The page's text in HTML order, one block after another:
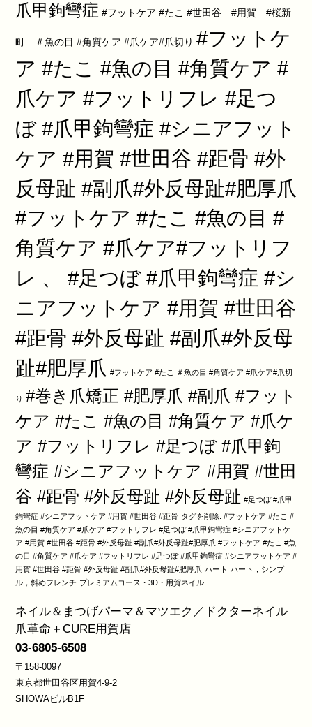
爪甲鉤彎症 #フットケア #たこ #世田谷 #用賀 #桜新
町 ＃魚の目 #角質ケア #爪ケア#爪切り #フットケ
ア #たこ #魚の目 #角質ケア #
爪ケア #フットリフレ #足つ
ぼ #爪甲鉤彎症 #シニアフット
ケア #用賀 #世田谷 #距骨 #外
反母趾 #副爪#外反母趾#肥厚爪
#フットケア #たこ #魚の目 #
角質ケア #爪ケア#フットリフ
レ 、 #足つぼ #爪甲鉤彎症 #シ
ニアフットケア #用賀 #世田谷
#距骨 #外反母趾 #副爪#外反母
趾#肥厚爪 #フットケア #たこ ＃魚の目 #角質ケア #爪ケア#爪切
り #巻き爪矯正 #肥厚爪 #副爪 #フット
ケア #たこ #魚の目 #角質ケア #爪ケ
ア #フットリフレ #足つぼ #爪甲鉤
彎症 #シニアフットケア #用賀 #世田
谷 #距骨 #外反母趾 #外反母趾 #足つぼ #爪甲
鉤彎症 #シニアフットケア #用賀 #世田谷 #距骨 タグを削除: #フットケア #たこ #
魚の目 #角質ケア #爪ケア #フットリフレ #足つぼ #爪甲鉤彎症 #シニアフットケ
ア #用賀 #世田谷 #距骨 #外反母趾 #副爪#外反母趾#肥厚爪 #フットケア #たこ #魚
の目 #角質ケア #爪ケア #フットリフレ #足つぼ #爪甲鉤彎症 #シニアフットケア #
用賀 #世田谷 #距骨 #外反母趾 #副爪#外反母趾#肥厚爪 ハート ハート，シンプ
ル，斜めフレンチ プレミアムコース・3D・用賀ネイル
ネイル＆まつげパーマ＆マツエク／ドクターネイル
爪革命＋CURE用賀店
03-6805-6508
〒158-0097
東京都世田谷区用賀4-9-2
SHOWAビルB1F